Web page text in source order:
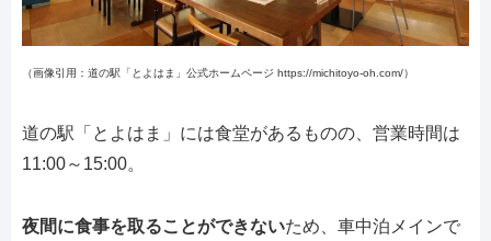
（画像引用：道の駅「とよはま」公式ホームページ https://michitoyo-oh.com/）
道の駅「とよはま」には食堂があるものの、営業時間は
11:00～15:00。
夜間に食事を取ることができないため、車中泊メインで